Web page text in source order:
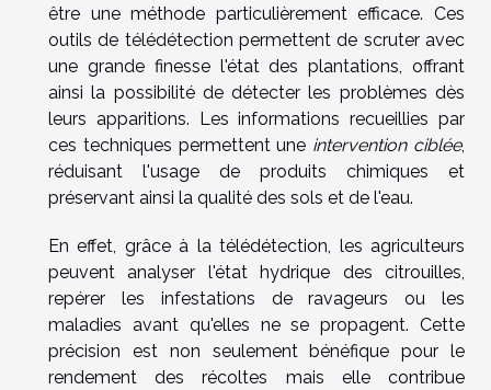
être une méthode particulièrement efficace. Ces
outils de télédétection permettent de scruter avec
une grande finesse l'état des plantations, offrant
ainsi la possibilité de détecter les problèmes dès
leurs apparitions. Les informations recueillies par
ces techniques permettent une intervention ciblée,
réduisant l'usage de produits chimiques et
préservant ainsi la qualité des sols et de l'eau.
En effet, grâce à la télédétection, les agriculteurs
peuvent analyser l'état hydrique des citrouilles,
repérer les infestations de ravageurs ou les
maladies avant qu'elles ne se propagent. Cette
précision est non seulement bénéfique pour le
rendement des récoltes mais elle contribue